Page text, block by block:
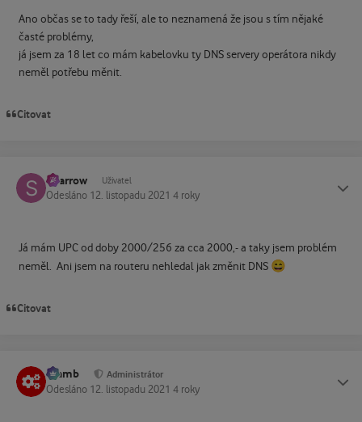
Ano občas se to tady řeší, ale to neznamená že jsou s tím nějaké
časté problémy,
já jsem za 18 let co mám kabelovku ty DNS servery operátora nikdy
neměl potřebu měnit.
Citovat
Sparrow Uživatel
Odesláno 12. listopadu 2021 4 roky
Já mám UPC od doby 2000/256 za cca 2000,- a taky jsem problém
neměl. Ani jsem na routeru nehledal jak změnit DNS 😄
Citovat
Slamb Administrátor
Odesláno 12. listopadu 2021 4 roky